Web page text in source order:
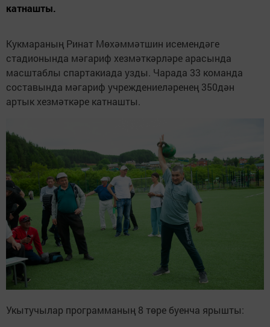
катнашты.
Кукмараның Ринат Мөхәммәтшин исемендәге
стадионында мәгариф хезмәткәрләре арасында
масштаблы спартакиада узды. Чарада 33 команда
составында мәгариф учреждениеләренең 350дән
артык хезмәткәре катнашты.
Укытучылар программаның 8 төре буенча ярышты: